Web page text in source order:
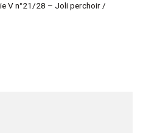
V n°21/28 – Joli perchoir /